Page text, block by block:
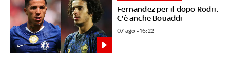
Fernandez per il dopo Rodri.
C'è anche Bouaddi
07 ago - 16:22